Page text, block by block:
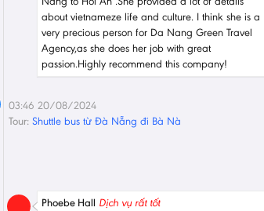
about vietnameze life and culture. I think she is a
very precious person for Da Nang Green Travel
Agency,as she does her job with great
passion.Highly recommend this company!
03:46 20/08/2024
Tour: Shuttle bus từ Đà Nẵng đi Bà Nà
Phoebe Hall Dịch vụ rất tốt